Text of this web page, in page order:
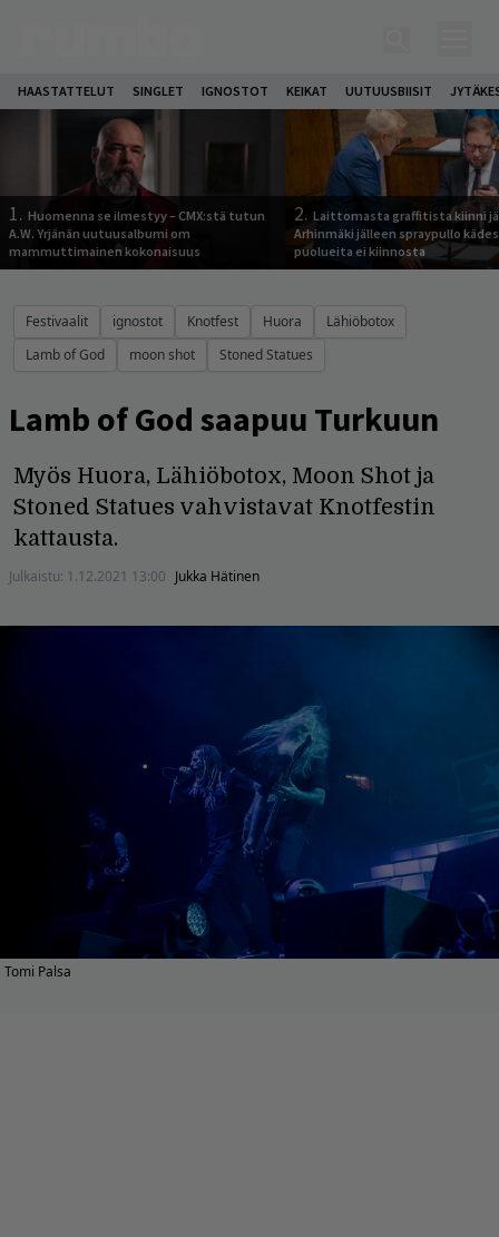
HAASTATTELUT SINGLET IGNOSTOT KEIKAT UUTUUSBIISIT
1. Huomenna se ilmestyy – CMX:stä tutun
A.W. Yrjänän uutuusalbumi om
mammuttimainen kokonaisuus
2. Laittomasta graffitista kiinni
Arhinmäki jälleen spraypullo
puolueita ei kiinnosta
Festivaalit ignostot Knotfest Huora
Lähiöbotox
Lamb of God
moon shot Stoned Statues
Lamb of God saapuu Turkuun
Myös Huora, Lähiöbotox, Moon Shot ja
Stoned Statues vahvistavat Knotfestin
kattausta.
Julkaistu: 1.12.2021 13:00 Jukka Hätinen
Tomi Palsa